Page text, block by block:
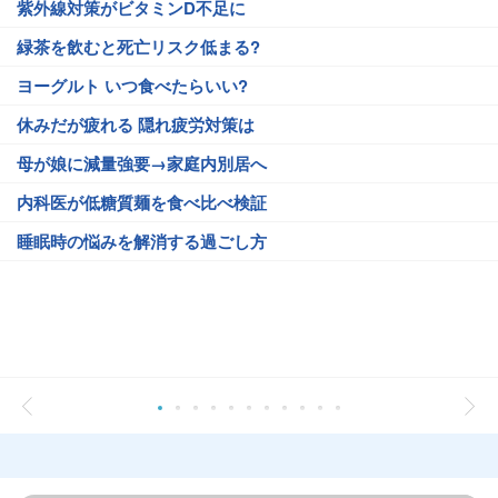
紫外線対策がビタミンD不足に
緑茶を飲むと死亡リスク低まる?
ヨーグルト いつ食べたらいい?
休みだが疲れる 隠れ疲労対策は
母が娘に減量強要→家庭内別居へ
内科医が低糖質麺を食べ比べ検証
睡眠時の悩みを解消する過ごし方